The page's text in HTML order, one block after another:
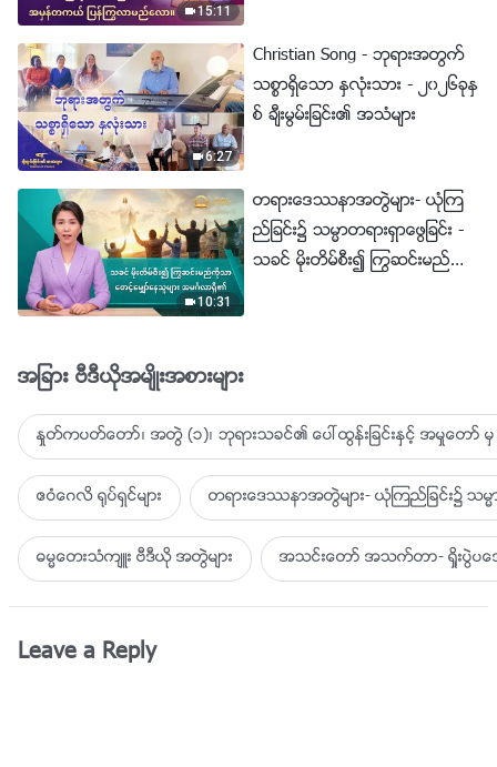
15:11
6:27
Christian Song - ဘုရားအတြက္
သစၥာရွိေသာ ႏွလုံးသား - ၂၀၂၆ခုႏွ
စ္ ခ်ီးမြမ္းျခင္း၏ အသံမ်ား
10:31
တရားေဒႆနာအတြဲမ်ား- ယုံၾက
ည္ျခင္း၌ သမၼာတရားရွာေဖြျခင္း -
သခင္ မိုးတိမ္စီး၍ ႂကြဆင္းမည္ကို
အျခား ဗီဒီယိုအမ်ိဳးအစားမ်ား
ႏႈတ္ကပတ္ေတာ္၊ အတြဲ (၁)၊ ဘုရားသခင္၏ ေပၚထြန္းျခင္းႏွင့္ အမႈေတာ္ မွ
ဧဝံေဂလိ ႐ုပ္ရွင္မ်ား တရားေဒႆနာအတြဲမ်ား- ယုံၾကည္ျခင္း၌ သမၼာတ
ဓမၼေတးသံက်ဴး ဗီဒီယို အတြဲမ်ား အသင္းေတာ္ အသက္တာ- ရႈိးပြဲ
Leave a Reply